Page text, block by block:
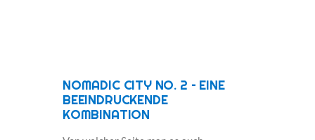
NOMADIC CITY NO. 2 – EINE
BEEINDRUCKENDE
KOMBINATION